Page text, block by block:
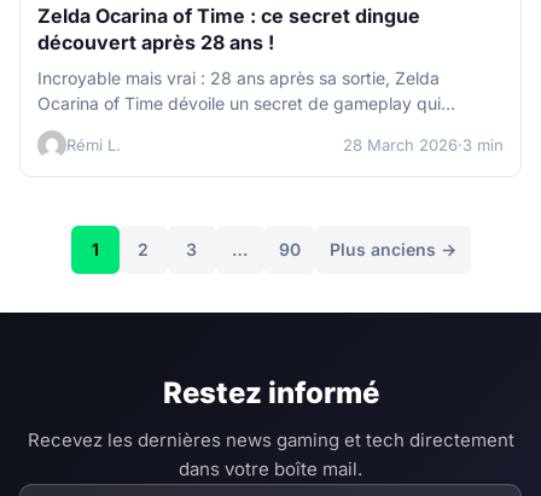
Zelda Ocarina of Time : ce secret dingue
découvert après 28 ans !
Incroyable mais vrai : 28 ans après sa sortie, Zelda
Ocarina of Time dévoile un secret de gameplay qui
change…
Rémi L. 28 March 2026·3 min
Posts
1 2 3 … 90 Plus anciens →
Restez informé
Recevez les dernières news gaming et tech directement
dans votre boîte mail.